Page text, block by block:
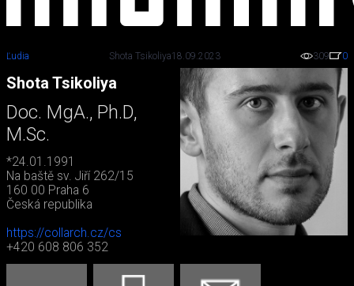
Ľudia Shota Tsikoliya18.09.2023 309 0
Shota Tsikoliya
Doc. MgA., Ph.D,
M.Sc.
*24.01.1991
Na baště sv. Jiří 262/15
160 00 Praha 6
Česká republika
https://collarch.cz/cs
+420 608 806 352